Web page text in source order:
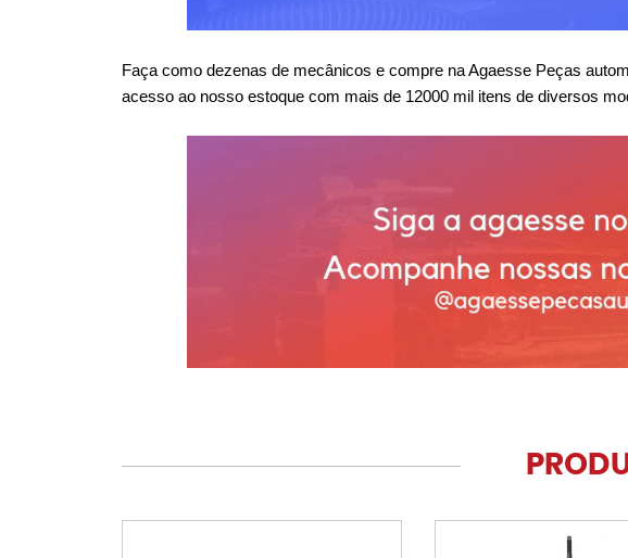
Faça como dezenas de mecânicos e compre na Agaesse Peças
acesso ao nosso estoque com mais de 12000 mil itens de diversos